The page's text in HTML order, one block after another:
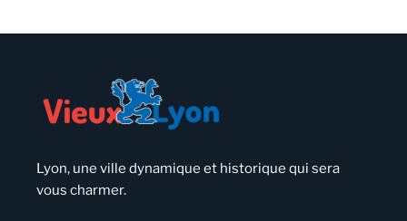
Lyon, une ville dynamique et historique qui sera
vous charmer.